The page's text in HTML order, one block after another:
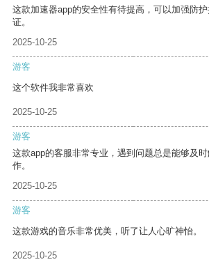
这款加速器app的安全性有待提高，可以加强防
证。
2025-10-25
游客
这个软件我非常喜欢
2025-10-25
游客
这款app的客服非常专业，遇到问题总是能够及
作。
2025-10-25
游客
这款游戏的音乐非常优美，听了让人心旷神怡。
2025-10-25